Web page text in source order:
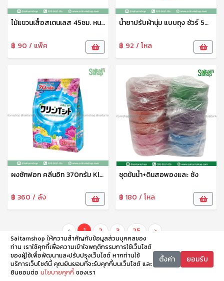
ไม้แขวนเสื้อสเตนเลส 45ซม. หนา รว
฿ 90 / แพ็ค
น้ำยาปรับผ้านุ่ม แบบถุง ชัวร์ 500มล.กลิ่นลิลลี่ โรแมนซ์ Sure
฿ 92 / โหล
ผงซักฟอก คลีนอิท 370กรัม Kleen-it
฿ 360 / ลัง
ชุดขันน้ำ+ดินสอพองและ ซ้ง
฿ 180 / โหล
‹ 1 2 3 25 ›
Saitarnshop ให้ความสำคัญกับข้อมูลส่วนบุคคลของ
ท่าน เราใช้คุกกี้เพื่อความเข้าใจพฤติกรรมการใช้เว็บไซต์
ของผู้ใช้เพื่อพัฒนาและปรับปรุงเว็บไซต์ หากท่านใช้
บริการเว็บไซต์นี้ คุณยินยอมที่จะรับคุกกี้บนเว็บไซต์ และ
ยินยอมต่อ นโยบายคุกกี้ ของเรา
ตั้งค่า ยอมรับ